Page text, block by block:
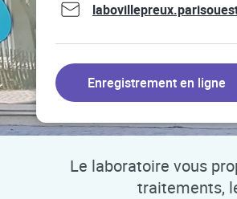
Enregistrement en ligne
Le laboratoire vous
traitements,